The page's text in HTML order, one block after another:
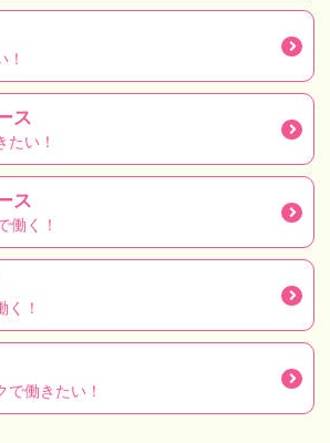
！
ス
たい！
ス
働く！
く！
で働きたい！